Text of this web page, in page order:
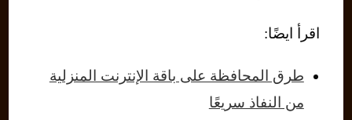
اقرأ ايضًا:
طرق المحافظة على باقة الإنترنت المنزلية
من النفاذ سريعًا